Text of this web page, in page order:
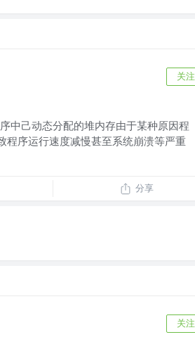
关注
中己动态分配的堆内存由于某种原因程
程序运行速度减慢甚至系统崩溃等严重
分享
关注